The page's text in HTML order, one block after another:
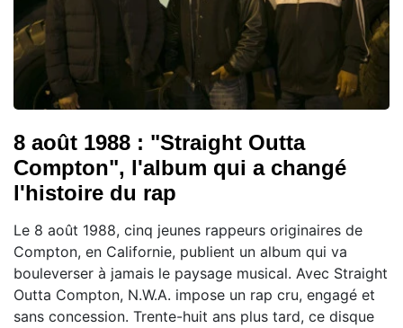
8 août 1988 : "Straight Outta
Compton", l'album qui a changé
l'histoire du rap
Le 8 août 1988, cinq jeunes rappeurs originaires de
Compton, en Californie, publient un album qui va
bouleverser à jamais le paysage musical. Avec Straight
Outta Compton, N.W.A. impose un rap cru, engagé et
sans concession. Trente-huit ans plus tard, ce disque